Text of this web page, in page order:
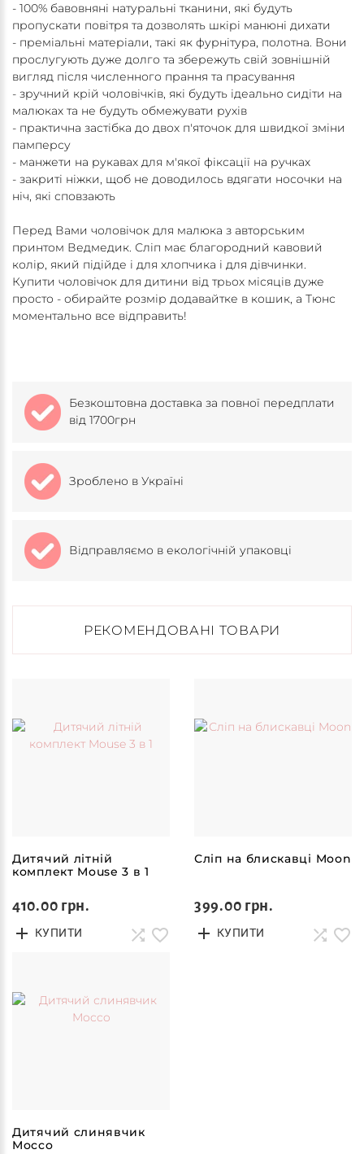
- 100% бавовняні натуральні тканини, які будуть
пропускати повітря та дозволять шкірі манюні дихати
- преміальні матеріали, такі як фурнітура, полотна. Вони
прослугують дуже долго та збережуть свій зовнішній
вигляд після численного прання та прасування
- зручний крій чоловічків, які будуть ідеально сидіти на
малюках та не будуть обмежувати рухів
- практична застібка до двох п'яточок для швидкої зміни
памперсу
- манжети на рукавах для м'якої фіксації на ручках
- закриті ніжки, щоб не доводилось вдягати носочки на
ніч, які сповзають
Перед Вами чоловічок для малюка з авторським
принтом Ведмедик. Сліп має благородний кавовий
колір, який підійде і для хлопчика і для дівчинки.
Купити чоловічок для дитини від трьох місяців дуже
просто - обирайте розмір додавайтке в кошик, а Тюнс
моментально все відправить!
Безкоштовна доставка за повної передплати
від 1700грн
Зроблено в Україні
Відправляємо в екологічній упаковці
РЕКОМЕНДОВАНІ ТОВАРИ
Дитячий літній
комплект Mouse 3 в 1
410.00 грн.
КУПИТИ
Сліп на блискавці Moon
399.00 грн.
КУПИТИ
Дитячий слинявчик
Mocco